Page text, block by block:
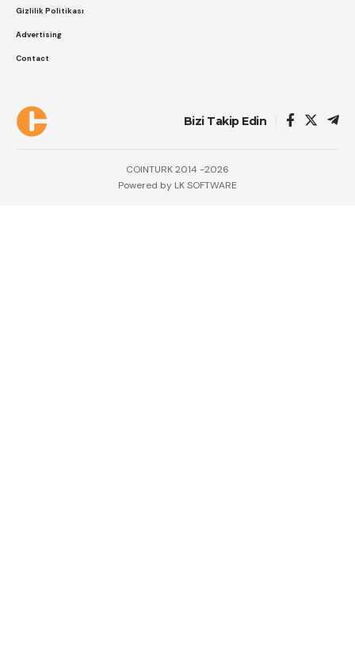
Gizlilik Politikası
Advertising
Contact
Bizi Takip Edin
COINTURK 2014 -2026
Powered by LK SOFTWARE